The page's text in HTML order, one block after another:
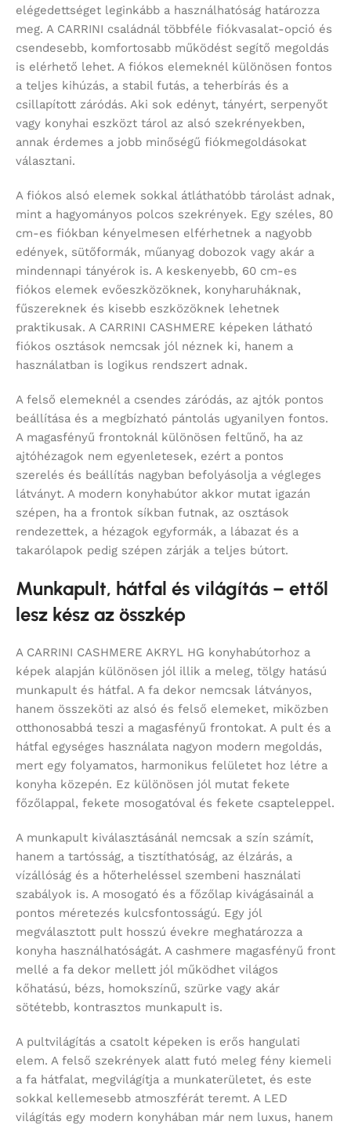
elégedettséget leginkább a használhatóság határozza
meg. A CARRINI családnál többféle fiókvasalat-opció és
csendesebb, komfortosabb működést segítő megoldás
is elérhető lehet. A fiókos elemeknél különösen fontos
a teljes kihúzás, a stabil futás, a teherbírás és a
csillapított záródás. Aki sok edényt, tányért, serpenyőt
vagy konyhai eszközt tárol az alsó szekrényekben,
annak érdemes a jobb minőségű fiókmegoldásokat
választani.
A fiókos alsó elemek sokkal átláthatóbb tárolást adnak,
mint a hagyományos polcos szekrények. Egy széles, 80
cm-es fiókban kényelmesen elférhetnek a nagyobb
edények, sütőformák, műanyag dobozok vagy akár a
mindennapi tányérok is. A keskenyebb, 60 cm-es
fiókos elemek evőeszközöknek, konyharuháknak,
fűszereknek és kisebb eszközöknek lehetnek
praktikusak. A CARRINI CASHMERE képeken látható
fiókos osztások nemcsak jól néznek ki, hanem a
használatban is logikus rendszert adnak.
A felső elemeknél a csendes záródás, az ajtók pontos
beállítása és a megbízható pántolás ugyanilyen fontos.
A magasfényű frontoknál különösen feltűnő, ha az
ajtóhézagok nem egyenletesek, ezért a pontos
szerelés és beállítás nagyban befolyásolja a végleges
látványt. A modern konyhabútor akkor mutat igazán
szépen, ha a frontok síkban futnak, az osztások
rendezettek, a hézagok egyformák, a lábazat és a
takarólapok pedig szépen zárják a teljes bútort.
Munkapult, hátfal és világítás – ettől
lesz kész az összkép
A CARRINI CASHMERE AKRYL HG konyhabútorhoz a
képek alapján különösen jól illik a meleg, tölgy hatású
munkapult és hátfal. A fa dekor nemcsak látványos,
hanem összeköti az alsó és felső elemeket, miközben
otthonosabbá teszi a magasfényű frontokat. A pult és a
hátfal egységes használata nagyon modern megoldás,
mert egy folyamatos, harmonikus felületet hoz létre a
konyha közepén. Ez különösen jól mutat fekete
főzőlappal, fekete mosogatóval és fekete csapteleppel.
A munkapult kiválasztásánál nemcsak a szín számít,
hanem a tartósság, a tisztíthatóság, az élzárás, a
vízállóság és a hőterheléssel szembeni használati
szabályok is. A mosogató és a főzőlap kivágásainál a
pontos méretezés kulcsfontosságú. Egy jól
megválasztott pult hosszú évekre meghatározza a
konyha használhatóságát. A cashmere magasfényű front
mellé a fa dekor mellett jól működhet világos
kőhatású, bézs, homokszínű, szürke vagy akár
sötétebb, kontrasztos munkapult is.
A pultvilágítás a csatolt képeken is erős hangulati
elem. A felső szekrények alatt futó meleg fény kiemeli
a fa hátfalat, megvilágítja a munkaterületet, és este
sokkal kellemesebb atmoszférát teremt. A LED
világítás egy modern konyhában már nem luxus, hanem